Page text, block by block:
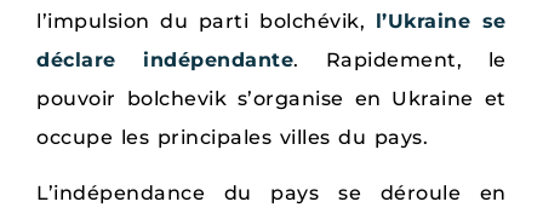
l’impulsion du parti bolchévik, l’Ukraine se
déclare indépendante. Rapidement, le
pouvoir bolchevik s’organise en Ukraine et
occupe les principales villes du pays.
L’indépendance du pays se déroule en